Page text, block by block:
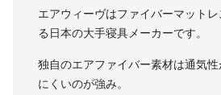
エアウィーヴはファイバーマット
る日本の大手寝具メーカーです。
独自のエアファイバー素材は通気
にくいのが強み。